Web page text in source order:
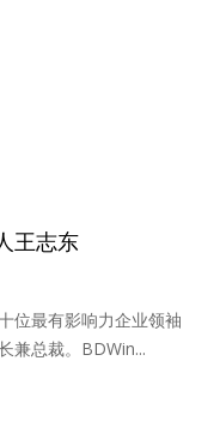
王志东
位最有影响力企业领袖
兼总裁。BDWin...